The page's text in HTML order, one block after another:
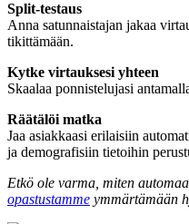
Split-testaus
Anna satunnaistajan jakaa
tikittämään.
Kytke virtauksesi yhteen
Skaalaa ponnistelujasi
Räätälöi matka
Jaa asiakkaasi erilaisiin
ja demografisiin tietoihin
Etkö ole varma, miten
opastustamme ymmärtämään